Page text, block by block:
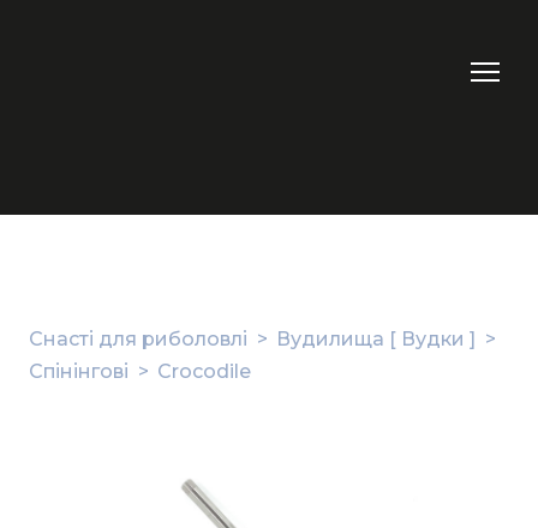
Снасті для риболовлі
Вудилища [ Вудки ]
Спінінгові
Crocodile